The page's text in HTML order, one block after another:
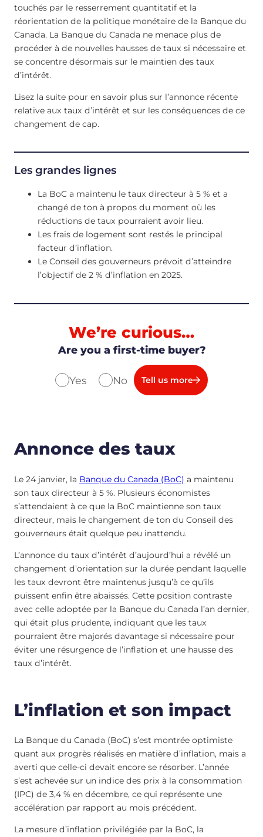
touchés par le resserrement quantitatif et la
réorientation de la politique monétaire de la Banque du
Canada. La Banque du Canada ne menace plus de
procéder à de nouvelles hausses de taux si nécessaire et
se concentre désormais sur le maintien des taux
d’intérêt.
Lisez la suite pour en savoir plus sur l’annonce récente
relative aux taux d’intérêt et sur les conséquences de ce
changement de cap.
Les grandes lignes
La BoC a maintenu le taux directeur à 5 % et a
changé de ton à propos du moment où les
réductions de taux pourraient avoir lieu.
Les frais de logement sont restés le principal
facteur d’inflation.
Le Conseil des gouverneurs prévoit d’atteindre
l’objectif de 2 % d’inflation en 2025.
We’re curious…
Are you a first-time buyer?
Yes No Tell us more
Annonce des taux
Le 24 janvier, la Banque du Canada (BoC) a maintenu
son taux directeur à 5 %. Plusieurs économistes
s’attendaient à ce que la BoC maintienne son taux
directeur, mais le changement de ton du Conseil des
gouverneurs était quelque peu inattendu.
L’annonce du taux d’intérêt d’aujourd’hui a révélé un
changement d’orientation sur la durée pendant laquelle
les taux devront être maintenus jusqu’à ce qu’ils
puissent enfin être abaissés. Cette position contraste
avec celle adoptée par la Banque du Canada l’an dernier,
qui était plus prudente, indiquant que les taux
pourraient être majorés davantage si nécessaire pour
éviter une résurgence de l’inflation et une hausse des
taux d’intérêt.
L’inflation et son impact
La Banque du Canada (BoC) s’est montrée optimiste
quant aux progrès réalisés en matière d’inflation, mais a
averti que celle-ci devait encore se résorber. L’année
s’est achevée sur un indice des prix à la consommation
(IPC) de 3,4 % en décembre, ce qui représente une
accélération par rapport au mois précédent.
La mesure d’inflation privilégiée par la BoC, la